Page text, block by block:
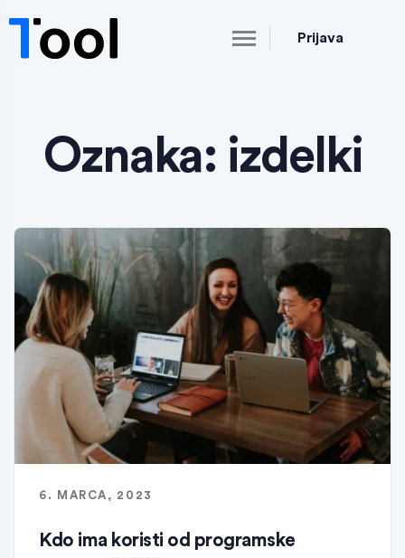
Prijava
Oznaka: izdelki
6. MARCA, 2023
Kdo ima koristi od programske